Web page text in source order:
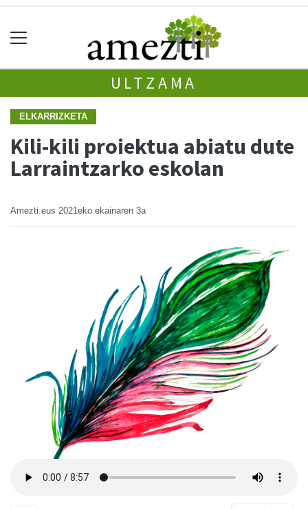
ULTZAMA
ELKARRIZKETA
Kili-kili proiektua abiatu dute
Larraintzarko eskolan
Amezti.eus 2021eko ekainaren 3a